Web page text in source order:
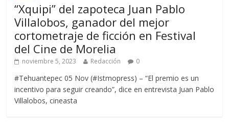
“Xquipi” del zapoteca Juan Pablo
Villalobos, ganador del mejor
cortometraje de ficción en Festival
del Cine de Morelia
noviembre 5, 2023 Redacción 0
#Tehuantepec 05 Nov (#Istmopress) – “El premio es un
incentivo para seguir creando”, dice en entrevista Juan Pablo
Villalobos, cineasta